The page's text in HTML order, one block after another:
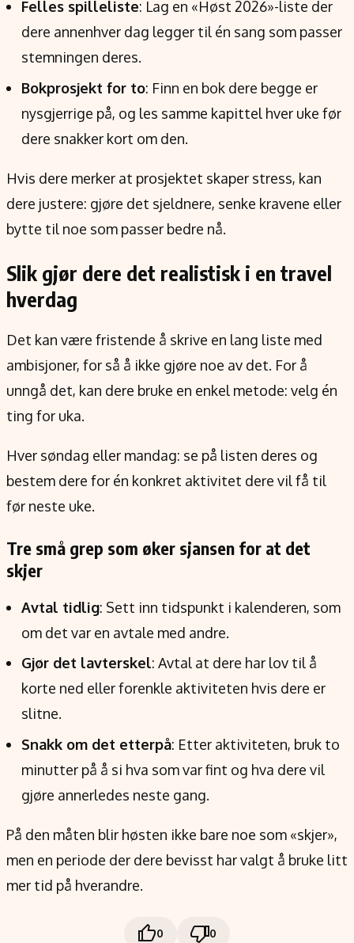
Felles spilleliste: Lag en «Høst 2026»-liste der
dere annenhver dag legger til én sang som passer
stemningen deres.
Bokprosjekt for to: Finn en bok dere begge er
nysgjerrige på, og les samme kapittel hver uke før
dere snakker kort om den.
Hvis dere merker at prosjektet skaper stress, kan
dere justere: gjøre det sjeldnere, senke kravene eller
bytte til noe som passer bedre nå.
Slik gjør dere det realistisk i en travel
hverdag
Det kan være fristende å skrive en lang liste med
ambisjoner, for så å ikke gjøre noe av det. For å
unngå det, kan dere bruke en enkel metode: velg én
ting for uka.
Hver søndag eller mandag: se på listen deres og
bestem dere for én konkret aktivitet dere vil få til
før neste uke.
Tre små grep som øker sjansen for at det
skjer
Avtal tidlig: Sett inn tidspunkt i kalenderen, som
om det var en avtale med andre.
Gjør det lavterskel: Avtal at dere har lov til å
korte ned eller forenkle aktiviteten hvis dere er
slitne.
Snakk om det etterpå: Etter aktiviteten, bruk to
minutter på å si hva som var fint og hva dere vil
gjøre annerledes neste gang.
På den måten blir høsten ikke bare noe som «skjer»,
men en periode der dere bevisst har valgt å bruke litt
mer tid på hverandre.
0 0